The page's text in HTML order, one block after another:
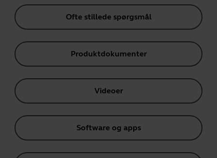
Ofte stillede spørgsmål
Produktdokumenter
Videoer
Software og apps